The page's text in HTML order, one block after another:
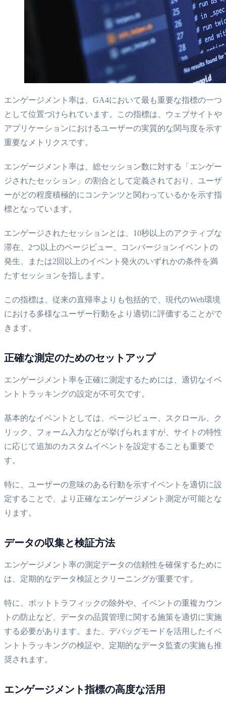
エンゲージメント率は、GA4において最も重要な指標の一つ
として位置づけられています。この指標は、ウェブサイトや
アプリケーションにおけるユーザーの実質的な関与度を示す
重要なメトリクスです。
エンゲージメント率は、総セッション数に対する「エンゲー
ジされたセッション」の割合として定義されており、ユーザ
ーがどの程度積極的にコンテンツと関わっているかを示す指
標となっています。
エンゲージされたセッションとは、10秒以上のアクティブな
滞在、2つ以上のページビュー、コンバージョンイベントの
発生、または2回以上のイベント発火のいずれかの条件を満
たすセッションを指します。
この指標は、従来の直帰率よりも包括的で、現代のWeb環境
における多様なユーザー行動をより適切に評価することがで
きます。
正確な測定のためのセットアップ
エンゲージメント率を正確に測定するためには、適切なイベ
ントトラッキングの設定が不可欠です。
基本的なイベントとしては、ページビュー、スクロール、ク
リック、フォーム入力などが挙げられますが、サイトの特性
に応じて追加のカスタムイベントを設定することも重要で
す。
特に、ユーザーの意味のある行動を示すイベントを適切に設
定することで、より正確なエンゲージメント測定が可能とな
ります。
データの収集と検証方法
エンゲージメント率の測定データの信頼性を確保するために
は、定期的なデータ検証とクリーニングが重要です。
特に、ボットトラフィックの除外や、イベントの重複カウン
トの防止など、データの品質管理に関する施策を適切に実施
する必要があります。また、デバッグモードを活用したイベ
ントトラッキングの検証や、定期的なデータ監査の実施も推
奨されます。
エンゲージメント指標の高度な活用